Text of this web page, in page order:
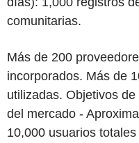
comunitarias.
Más de 200
incorporados. Más de
utilizadas. Objetivos
del mercado -
10,000 usuarios